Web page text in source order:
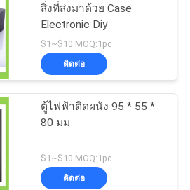
สิ่งที่ส่งมาด้วย Case
Electronic Diy
$1~$10 MOQ:1pc
ติดต่อ
ตู้ไฟฟ้าติดผนัง 95 * 55 *
80 มม
$1~$10 MOQ:1pc
ติดต่อ